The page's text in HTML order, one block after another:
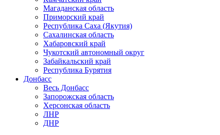
Магаданская область
Приморский край
Республика Саха (Якутия)
Сахалинская область
Хабаровский край
Чукотский автономный округ
Забайкальский край
Республика Бурятия
Донбасс
Весь Донбасс
Запорожская область
Херсонская область
ЛНР
ДНР